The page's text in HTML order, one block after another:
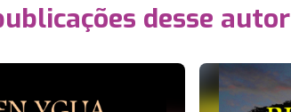
desse autor